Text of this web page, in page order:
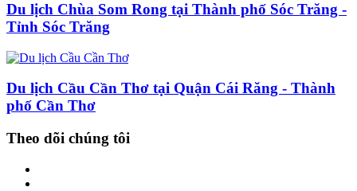
Du lịch Chùa Som Rong tại Thành phố Sóc Trăng -
Tỉnh Sóc Trăng
Du lịch Cầu Cần Thơ tại Quận Cái Răng - Thành
phố Cần Thơ
Theo dõi chúng tôi